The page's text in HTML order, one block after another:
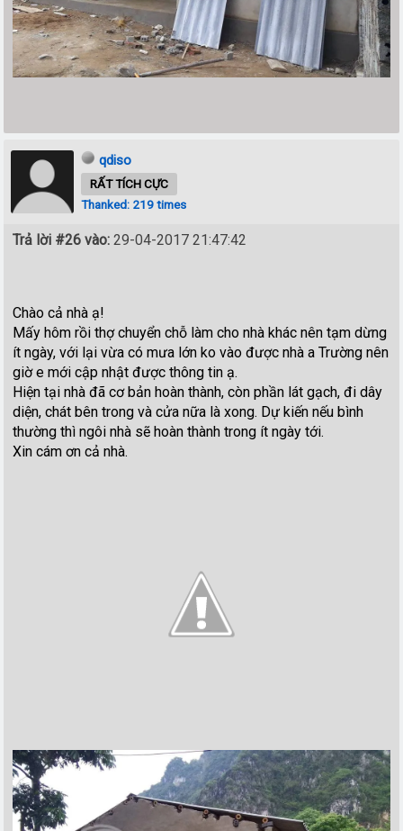
qdiso
RẤT TÍCH CỰC
Thanked: 219 times
Trả lời #26 vào: 29-04-2017 21:47:42
Chào cả nhà ạ!
Mấy hôm rồi thợ chuyển chỗ làm cho nhà khác nên tạm dừng
ít ngày, với lại vừa có mưa lớn ko vào được nhà a Trường nên
giờ e mới cập nhật được thông tin ạ.
Hiện tại nhà đã cơ bản hoàn thành, còn phần lát gạch, đi dây
diện, chát bên trong và cửa nữa là xong. Dự kiến nếu bình
thường thì ngôi nhà sẽ hoàn thành trong ít ngày tới.
Xin cám ơn cả nhà.